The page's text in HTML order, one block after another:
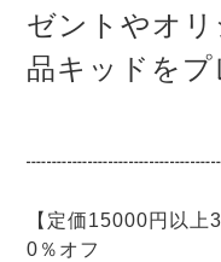
ゼントやオ
品キッドをプ
【定価15000円以
0％オフ